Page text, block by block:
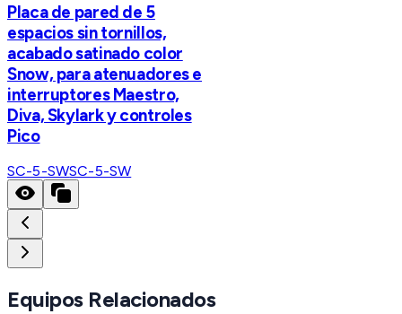
Placa de pared de 5
espacios sin tornillos,
acabado satinado color
Snow, para atenuadores e
interruptores Maestro,
Diva, Skylark y controles
Pico
SC-5-SWSC-5-SW
Equipos Relacionados